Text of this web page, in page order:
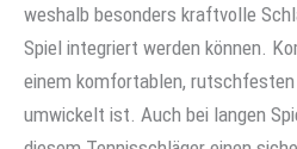
weshalb besonders kraftvolle
Spiel integriert werden können.
einem komfortablen,
umwickelt ist. Auch bei langen